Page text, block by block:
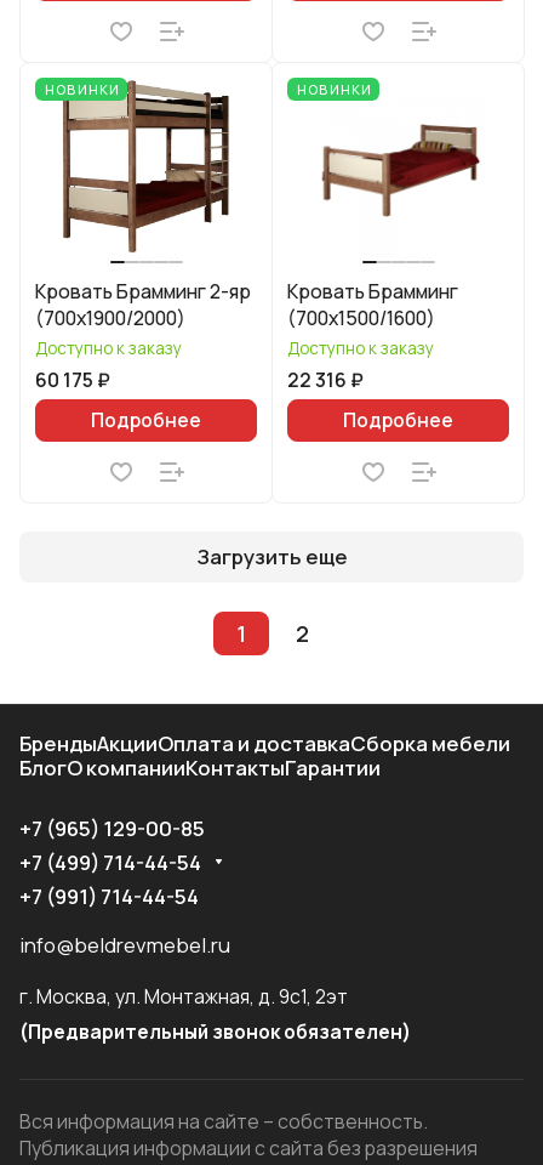
НОВИНКИ
Кровать Брамминг 2-яр
(700х1900/2000)
Доступно к заказу
60 175 ₽
Подробнее
НОВИНКИ
Кровать Брамминг
(700х1500/1600)
Доступно к заказу
22 316 ₽
Подробнее
Загрузить еще
1 2
БрендыАкцииОплата и доставкаСборка мебели
БлогО компанииКонтактыГарантии
+7 (965) 129-00-85
+7 (499) 714-44-54
+7 (991) 714-44-54
info@beldrevmebel.ru
г. Москва, ул. Монтажная, д. 9с1, 2эт
(Предварительный звонок обязателен)
Вся информация на сайте – собственность.
Публикация информации с сайта без разрешения